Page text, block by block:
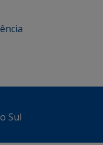
Sul